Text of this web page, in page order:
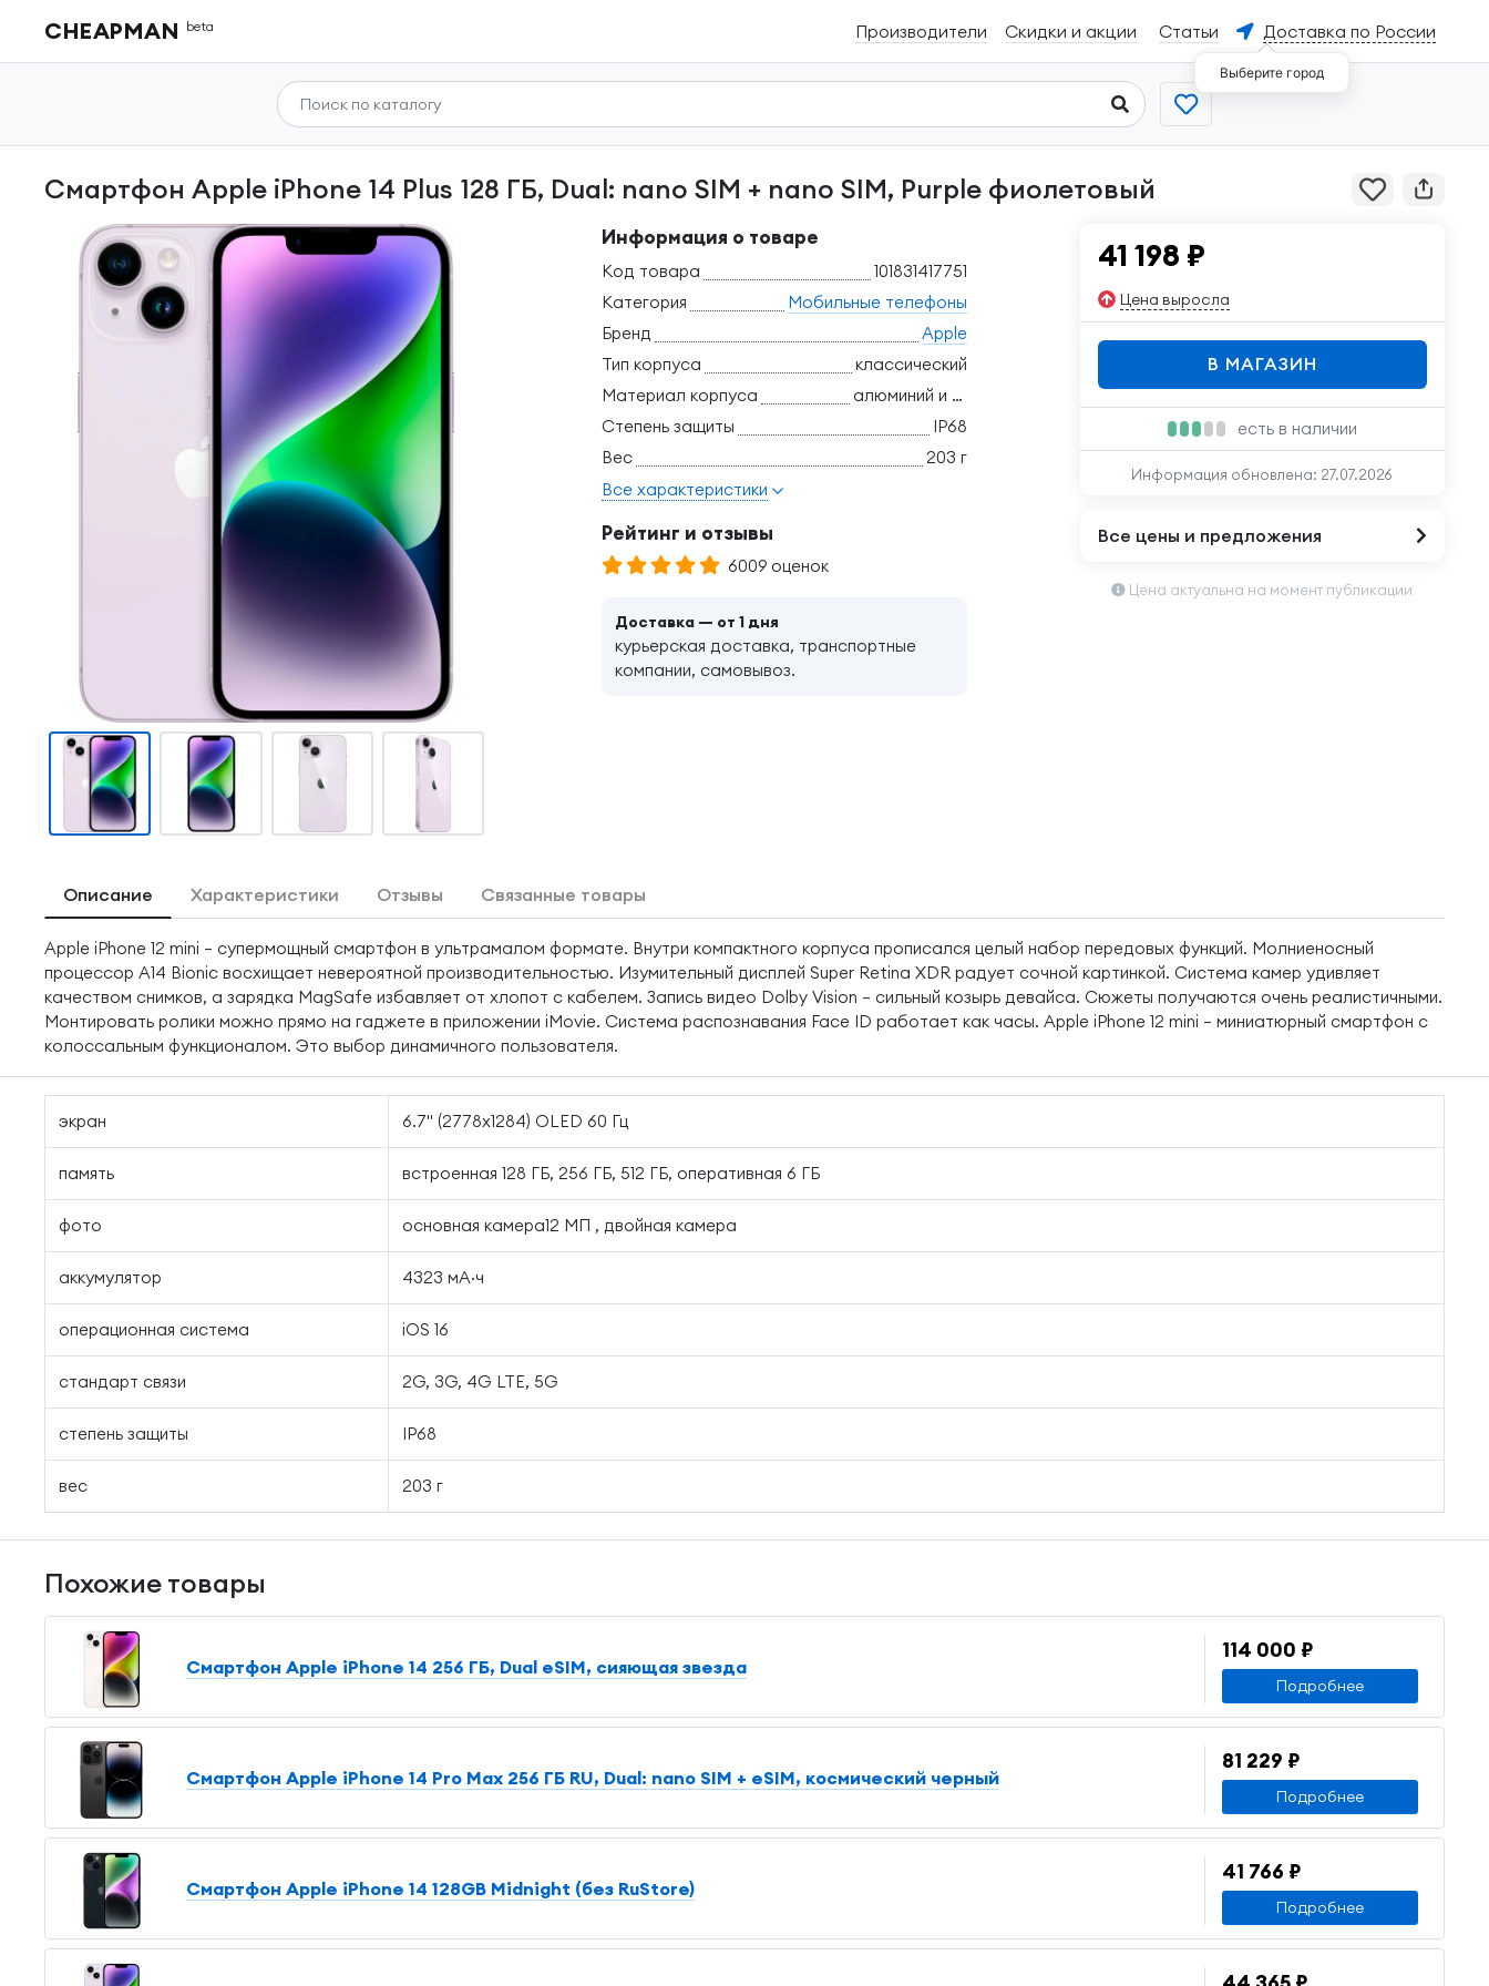
CHEAPMAN beta Производители Скидки и акции Статьи Доставка по России
Выберите город
Смартфон Apple iPhone 14 Plus 128 ГБ, Dual: nano SIM + nano SIM, Purple фиолетовый
Информация о товаре
Код товара
101831417751
Категория
Мобильные телефоны
Бренд
Apple
Тип корпуса
классический
Материал корпуса
алюминий и стекло
Степень защиты
IP68
Вес
203 г
Все характеристики
Рейтинг и отзывы
6009 оценок
Доставка — от 1 дня
курьерская доставка, транспортные
компании, самовывоз.
41 198 ₽
Цена выросла
В МАГАЗИН
есть в наличии
Информация обновлена: 27.07.2026
Все цены и предложения
Цена актуальна на момент публикации
Описание Характеристики Отзывы Связанные товары
Apple iPhone 12 mini — супермощный смартфон в ультрамалом формате. Внутри компактного корпуса прописался целый набор передовых функций. Молниеносный
процессор A14 Bionic восхищает невероятной производительностью. Изумительный дисплей Super Retina XDR радует сочной картинкой. Система камер удивляет
качеством снимков, а зарядка MagSafe избавляет от хлопот с кабелем. Запись видео Dolby Vision — сильный козырь девайса. Сюжеты получаются очень реалистичными.
Монтировать ролики можно прямо на гаджете в приложении iMovie. Система распознавания Face ID работает как часы. Apple iPhone 12 mini — миниатюрный смартфон с
колоссальным функционалом. Это выбор динамичного пользователя.
экран 6.7" (2778x1284) OLED 60 Гц
память встроенная 128 ГБ, 256 ГБ, 512 ГБ, оперативная 6 ГБ
фото основная камера12 МП , двойная камера
аккумулятор 4323 мА·ч
операционная система iOS 16
стандарт связи 2G, 3G, 4G LTE, 5G
степень защиты IP68
вес 203 г
Похожие товары
Смартфон Apple iPhone 14 256 ГБ, Dual еSIM, сияющая звезда
114 000 ₽
Подробнее
Смартфон Apple iPhone 14 Pro Max 256 ГБ RU, Dual: nano SIM + eSIM, космический черный
81 229 ₽
Подробнее
Смартфон Apple iPhone 14 128GB Midnight (без RuStore)
41 766 ₽
Подробнее